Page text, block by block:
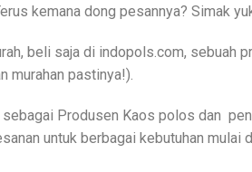
kemana dong pesannya? Simak
beli saja di indopols.com, sebuah
murahan pastinya!).
Produsen Kaos polos dan
untuk berbagai kebutuhan mulai